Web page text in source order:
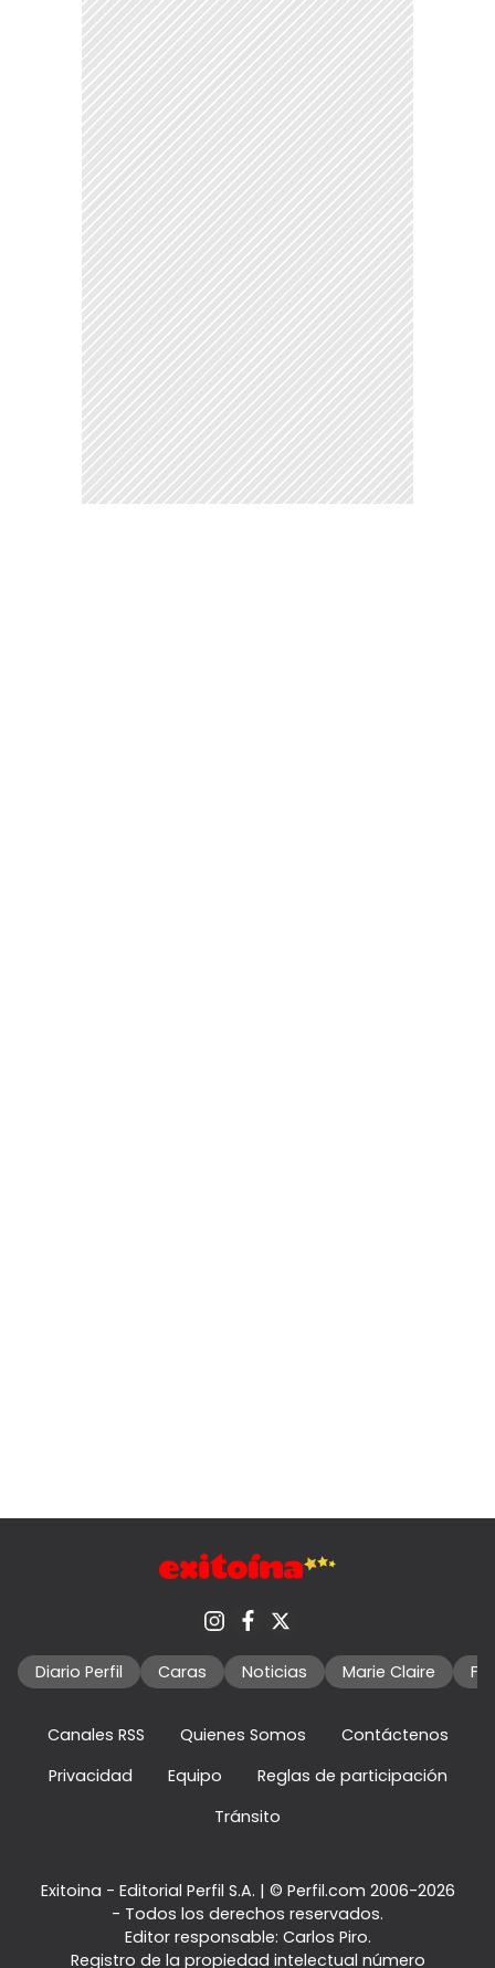
Diario Perfil Caras Noticias Marie Claire
Canales RSS Quienes Somos
Contáctenos
Privacidad
Equipo
Reglas de participación
Tránsito
Exitoina - Editorial Perfil S.A. | © Perfil.com 2006-2026
- Todos los derechos reservados.
Editor responsable: Carlos Piro.
Registro de la propiedad intelectual número